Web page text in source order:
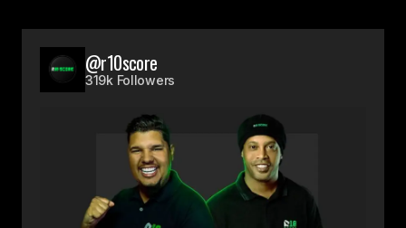
@r10score
319k Followers